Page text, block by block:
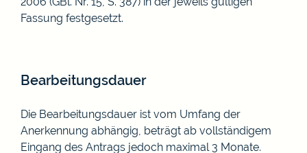
Fassung festgesetzt.
Bearbeitungsdauer
Die Bearbeitungsdauer ist vom Umfang der
Anerkennung abhängig, beträgt ab vollständigem
Eingang des Antrags jedoch maximal 3 Monate.